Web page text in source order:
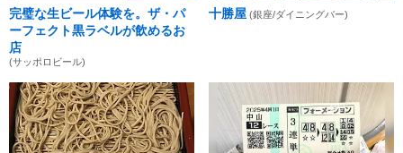
完璧な生ビール体験を。ザ・パ
ーフェクト黒ラベルが飲めるお
店
(サッポロビール)
十勝屋 (銀座/ダイニングバー)